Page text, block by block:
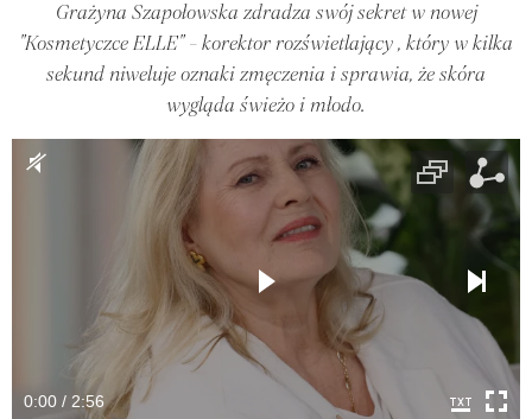
Grażyna Szapołowska zdradza swój sekret w nowej
"Kosmetyczce ELLE" - korektor rozświetlający , który w kilka
sekund niweluje oznaki zmęczenia i sprawia, że skóra
wygląda świeżo i młodo.
0:00 / 2:56